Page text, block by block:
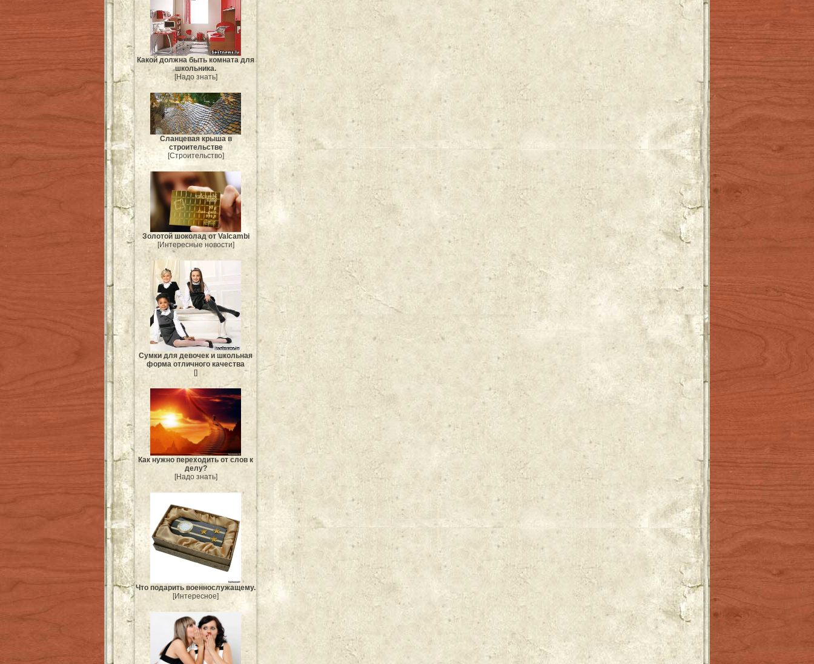
Какой должна быть комната для
школьника.
[Надо знать]
Сланцевая крыша в
строительстве
[Строительство]
Золотой шоколад от Valcambi
[Интересные новости]
Сумки для девочек и школьная
форма отличного качества
[]
Как нужно переходить от слов к
делу?
[Надо знать]
Что подарить военнослужащему.
[Интересное]